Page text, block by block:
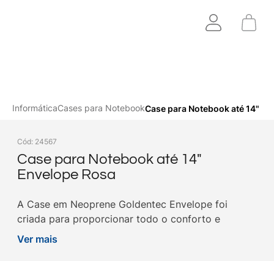
InformáticaCases para NotebookCase para Notebook até 14"
Cód: 24567
Case para Notebook até 14"
Envelope Rosa
A Case em Neoprene Goldentec Envelope foi
criada para proporcionar todo o conforto e
portabilidade que você precisa no dia a dia, para o
Ver mais